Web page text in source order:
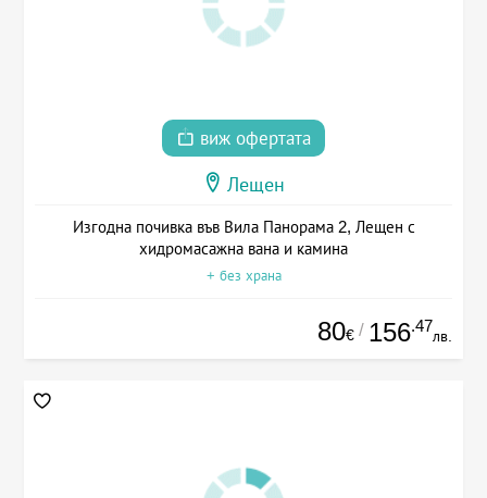
виж офертата
Лещен
Изгодна почивка във Вила Панорама 2, Лещен с
хидромасажна вана и камина
+ без храна
80€ / 156.47
лв.